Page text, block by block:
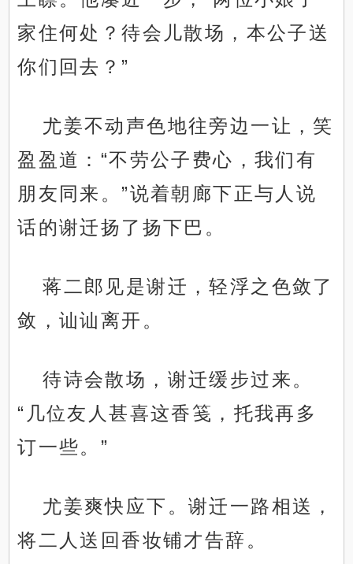
家住何处？待会儿散场，本公子送
你们回去？”
尤姜不动声色地往旁边一让，笑
盈盈道：“不劳公子费心，我们有
朋友同来。”说着朝廊下正与人说
话的谢迁扬了扬下巴。
蒋二郎见是谢迁，轻浮之色敛了
敛，讪讪离开。
待诗会散场，谢迁缓步过来。
“几位友人甚喜这香笺，托我再多
订一些。”
尤姜爽快应下。谢迁一路相送，
将二人送回香妆铺才告辞。